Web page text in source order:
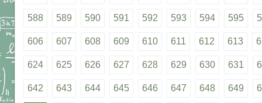
588 589 590 591 592 593 594 595
606 607 608 609 610 611 612 613
624 625 626 627 628 629 630 631
642 643 644 645 646 647 648 649